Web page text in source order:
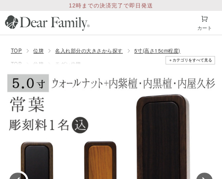
12時までの決済完了で即日発送
カート
TOP 位牌 名入れ部分の大きさから探す
5寸(高さ15cm程度)
TOP
位牌
モダン位牌
TOP
価格で探す
価格50001〜100000円
TOP
位牌 木製位牌「常葉」
＋カテゴリをすべて見る